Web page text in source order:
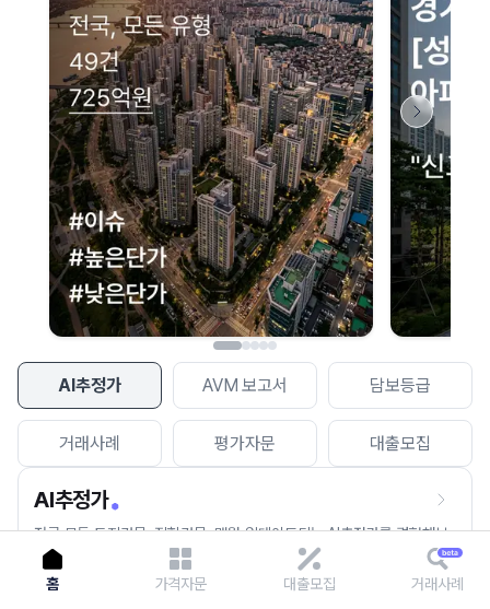
AI추정가 AVM 보고서 담보등급
거래사례 평가자문 대출모집
AI추정가
전국 모든 토지건물, 집합건물, 매월 업데이트되는 AI추정가를 경험해보
세요.
네이버 지도 연결 안내
현재 네이버 지도 연결이 원활하지 않아 지도를 불러올 수 없습니다.
이용에 불편을 드려 죄송합니다.
다시 시도
홈 가격자문 대출모집 거래사례